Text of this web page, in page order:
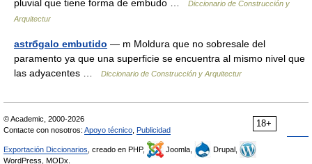
pluvial que tiene forma de embudo …
Diccionario de Construcción y
Arquitectur
astrбgalo embutido — m Moldura que no sobresale del
paramento ya que una superficie se encuentra al mismo nivel que
las adyacentes …
Diccionario de Construcción y Arquitectur
18+
© Academic, 2000-2026
Contacte con nosotros: Apoyo técnico Publicidad
Exportación Diccionarios , creado en PHP, Joomla,
Drupal,
WordPress, MODx.